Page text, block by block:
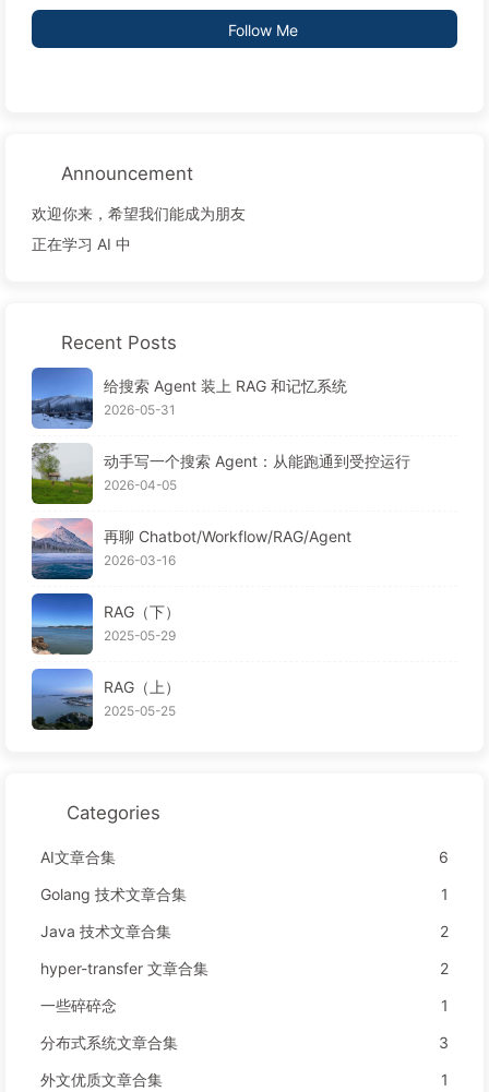
Follow Me
Announcement
欢迎你来，希望我们能成为朋友
正在学习 AI 中
Recent Posts
给搜索 Agent 装上 RAG 和记忆系统
2026-05-31
动手写一个搜索 Agent：从能跑通到受控运行
2026-04-05
再聊 Chatbot/Workflow/RAG/Agent
2026-03-16
RAG（下）
2025-05-29
RAG（上）
2025-05-25
Categories
AI文章合集
6
Golang 技术文章合集
1
Java 技术文章合集
2
hyper-transfer 文章合集
2
一些碎碎念
1
分布式系统文章合集
3
外文优质文章合集
1